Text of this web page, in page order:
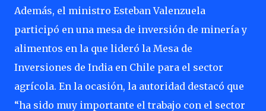
Además, el ministro Esteban Valenzuela
participó en una mesa de inversión de minería y
alimentos en la que lideró la Mesa de
Inversiones de India en Chile para el sector
agrícola. En la ocasión, la autoridad destacó que
“ha sido muy importante el trabajo con el sector